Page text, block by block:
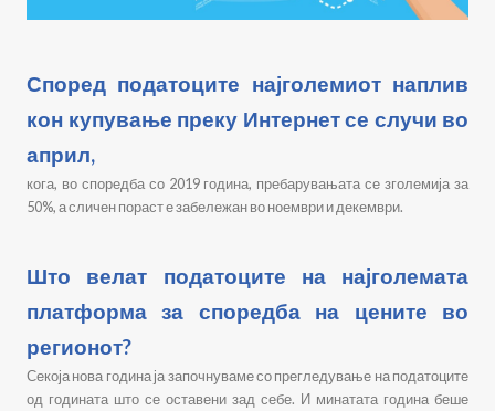
Според податоците најголемиот наплив
кон купување преку Интернет се случи во
април,
кога, во споредба со 2019 година, пребарувањата се зголемија за
50%, а сличен пораст е забележан во ноември и декември.
Што велат податоците на најголемата
платформа за споредба на цените во
регионот?
Секоја нова година ја започнуваме со прегледување на податоците
од годината што се оставени зад себе. И минатата година беше